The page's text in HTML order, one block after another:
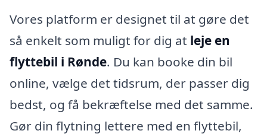
Vores platform er designet til at gøre det
så enkelt som muligt for dig at leje en
flyttebil i Rønde. Du kan booke din bil
online, vælge det tidsrum, der passer dig
bedst, og få bekræftelse med det samme.
Gør din flytning lettere med en flyttebil,